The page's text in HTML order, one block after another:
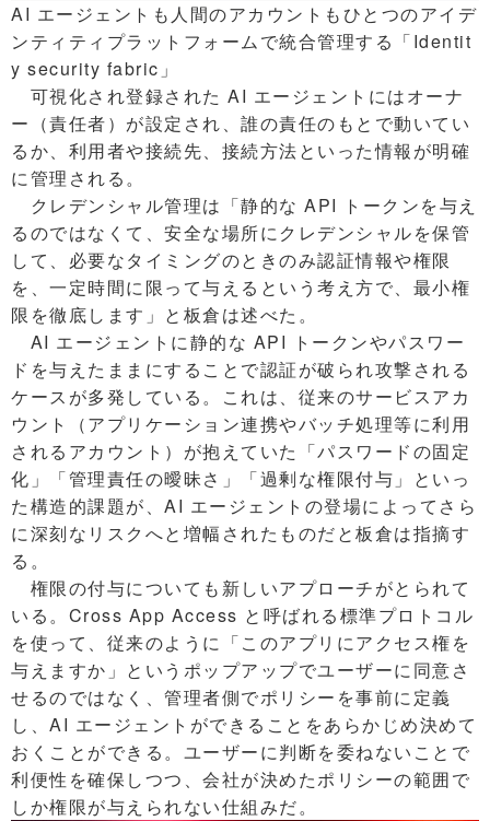
AI エージェントも人間のアカウントもひとつのアイデ
ンティティプラットフォームで統合管理する「Identit
y security fabric」
可視化され登録された AI エージェントにはオーナ
ー（責任者）が設定され、誰の責任のもとで動いてい
るか、利用者や接続先、接続方法といった情報が明確
に管理される。
クレデンシャル管理は「静的な API トークンを与え
るのではなくて、安全な場所にクレデンシャルを保管
して、必要なタイミングのときのみ認証情報や権限
を、一定時間に限って与えるという考え方で、最小権
限を徹底します」と板倉は述べた。
AI エージェントに静的な API トークンやパスワー
ドを与えたままにすることで認証が破られ攻撃される
ケースが多発している。これは、従来のサービスアカ
ウント（アプリケーション連携やバッチ処理等に利用
されるアカウント）が抱えていた「パスワードの固定
化」「管理責任の曖昧さ」「過剰な権限付与」といっ
た構造的課題が、AI エージェントの登場によってさら
に深刻なリスクへと増幅されたものだと板倉は指摘す
る。
権限の付与についても新しいアプローチがとられて
いる。Cross App Access と呼ばれる標準プロトコル
を使って、従来のように「このアプリにアクセス権を
与えますか」というポップアップでユーザーに同意さ
せるのではなく、管理者側でポリシーを事前に定義
し、AI エージェントができることをあらかじめ決めて
おくことができる。ユーザーに判断を委ねないことで
利便性を確保しつつ、会社が決めたポリシーの範囲で
しか権限が与えられない仕組みだ。